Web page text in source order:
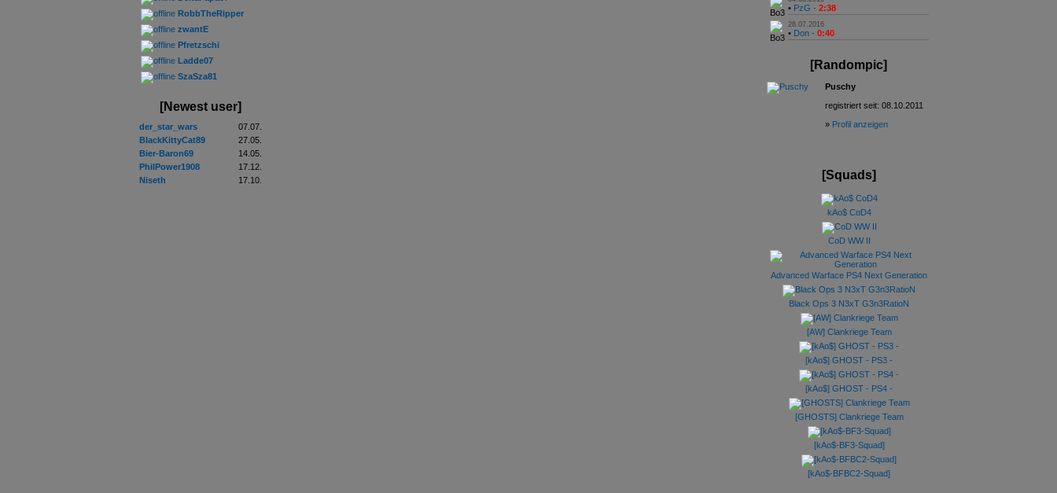
RobbTheRipper
zwantE
Pfretzschi
Ladde07
SzaSza81
[Newest user]
der_star_wars
07.07.
BlackKittyCat89
27.05.
Bier-Baron69
14.05.
PhilPower1908
17.12.
Niseth
17.10.
• PzG - 2:38
28.07.2016
• Don - 0:40
[Randompic]
Puschy
registriert seit: 08.10.2011
» Profil anzeigen
[Squads]
kAo$ CoD4
CoD WW II
Advanced Warface PS4 Next Generation
Black Ops 3 N3xT G3n3RatioN
[AW] Clankriege Team
[kAo$] GHOST - PS3 -
[kAo$] GHOST - PS4 -
[GHOSTS] Clankriege Team
[kAo$-BF3-Squad]
[kAo$-BFBC2-Squad]